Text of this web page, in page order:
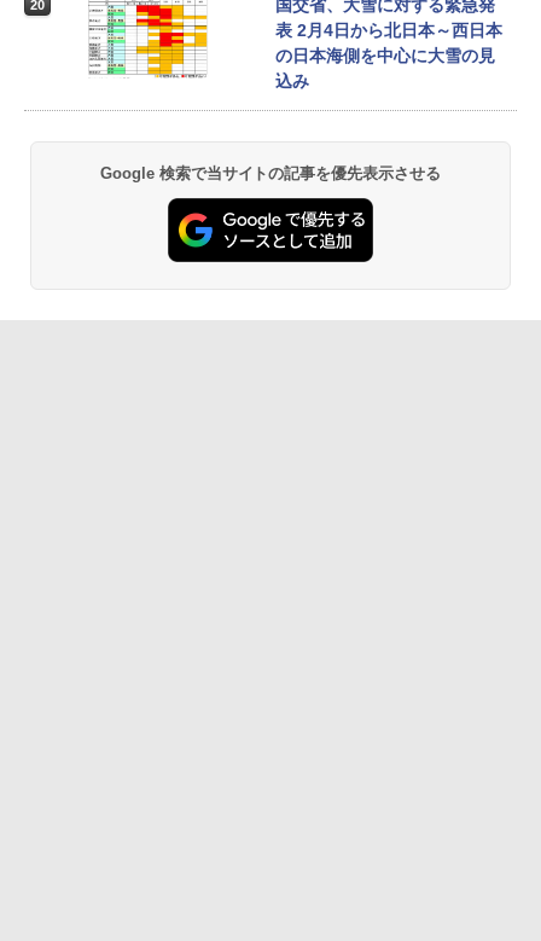
20
国交省、大雪に対する緊急発
表 2月4日から北日本～西日本
の日本海側を中心に大雪の見
込み
Google 検索で当サイトの記事を優先表示させる